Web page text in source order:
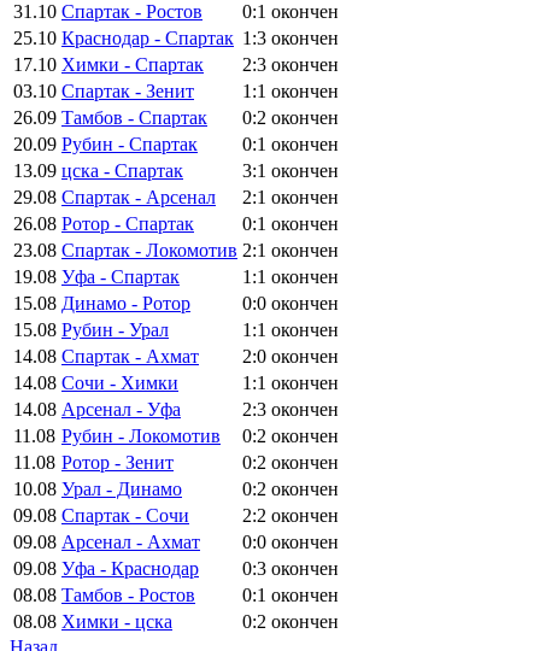
31.10 Спартак - Ростов 0:1 окончен
25.10 Краснодар - Спартак 1:3 окончен
17.10 Химки - Спартак 2:3 окончен
03.10 Спартак - Зенит 1:1 окончен
26.09 Тамбов - Спартак 0:2 окончен
20.09 Рубин - Спартак 0:1 окончен
13.09 цска - Спартак 3:1 окончен
29.08 Спартак - Арсенал 2:1 окончен
26.08 Ротор - Спартак 0:1 окончен
23.08 Спартак - Локомотив 2:1 окончен
19.08 Уфа - Спартак 1:1 окончен
15.08 Динамо - Ротор 0:0 окончен
15.08 Рубин - Урал 1:1 окончен
14.08 Спартак - Ахмат 2:0 окончен
14.08 Сочи - Химки 1:1 окончен
14.08 Арсенал - Уфа 2:3 окончен
11.08 Рубин - Локомотив 0:2 окончен
11.08 Ротор - Зенит 0:2 окончен
10.08 Урал - Динамо 0:2 окончен
09.08 Спартак - Сочи 2:2 окончен
09.08 Арсенал - Ахмат 0:0 окончен
09.08 Уфа - Краснодар 0:3 окончен
08.08 Тамбов - Ростов 0:1 окончен
08.08 Химки - цска 0:2 окончен
Назад